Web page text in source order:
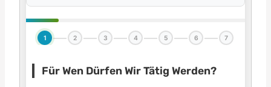
1 2 3 4 5 6 7
Für Wen Dürfen Wir Tätig Werden?